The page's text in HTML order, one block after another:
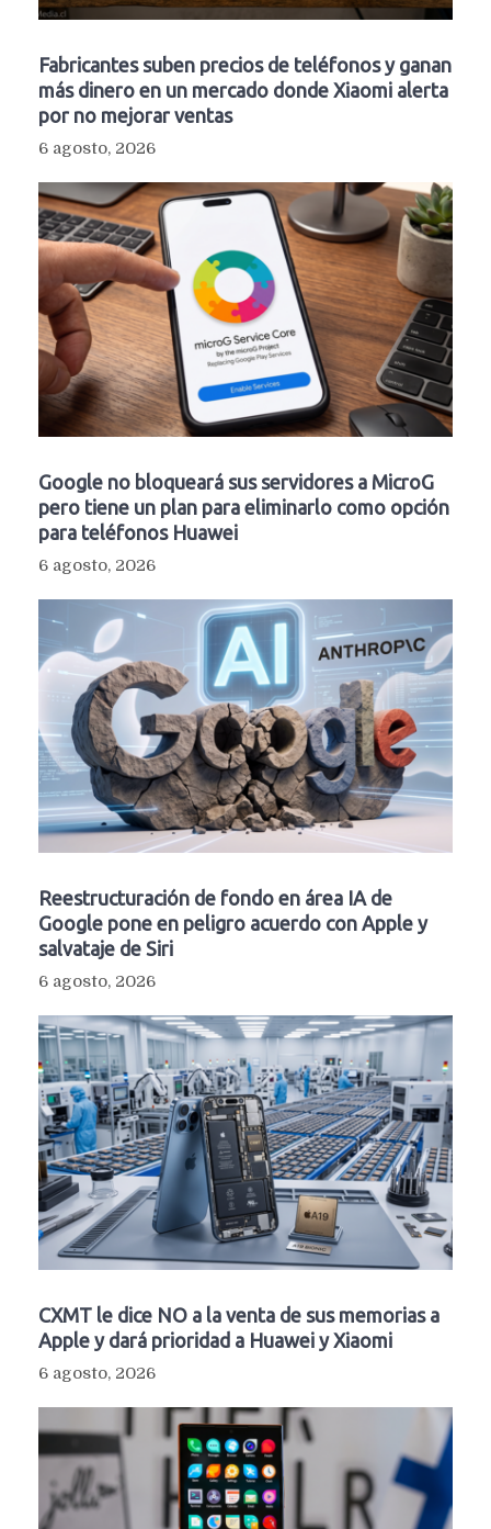
Fabricantes suben precios de teléfonos y ganan
más dinero en un mercado donde Xiaomi alerta
por no mejorar ventas
6 agosto, 2026
Google no bloqueará sus servidores a MicroG
pero tiene un plan para eliminarlo como opción
para teléfonos Huawei
6 agosto, 2026
Reestructuración de fondo en área IA de
Google pone en peligro acuerdo con Apple y
salvataje de Siri
6 agosto, 2026
CXMT le dice NO a la venta de sus memorias a
Apple y dará prioridad a Huawei y Xiaomi
6 agosto, 2026